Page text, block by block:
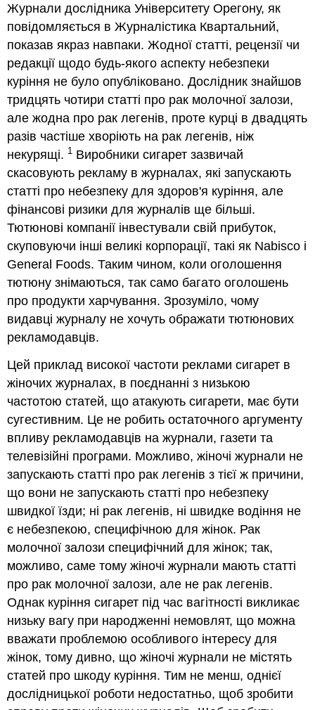
Журнали дослідника Університету Орегону, як
повідомляється в Журналістика Квартальний,
показав якраз навпаки. Жодної статті, рецензії чи
редакції щодо будь-якого аспекту небезпеки
куріння не було опубліковано. Дослідник знайшов
тридцять чотири статті про рак молочної залози,
але жодна про рак легенів, проте курці в двадцять
разів частіше хворіють на рак легенів, ніж
некурящі. 1 Виробники сигарет зазвичай
скасовують рекламу в журналах, які запускають
статті про небезпеку для здоров'я куріння, але
фінансові ризики для журналів ще більші.
Тютюнові компанії інвестували свій прибуток,
скуповуючи інші великі корпорації, такі як Nabisco і
General Foods. Таким чином, коли оголошення
тютюну знімаються, так само багато оголошень
про продукти харчування. Зрозуміло, чому
видавці журналу не хочуть ображати тютюнових
рекламодавців.
Цей приклад високої частоти реклами сигарет в
жіночих журналах, в поєднанні з низькою
частотою статей, що атакують сигарети, має бути
сугестивним. Це не робить остаточного аргументу
впливу рекламодавців на журнали, газети та
телевізійні програми. Можливо, жіночі журнали не
запускають статті про рак легенів з тієї ж причини,
що вони не запускають статті про небезпеку
швидкої їзди; ні рак легенів, ні швидке водіння не
є небезпекою, специфічною для жінок. Рак
молочної залози специфічний для жінок; так,
можливо, саме тому жіночі журнали мають статті
про рак молочної залози, але не рак легенів.
Однак куріння сигарет під час вагітності викликає
низьку вагу при народженні немовлят, що можна
вважати проблемою особливого інтересу для
жінок, тому дивно, що жіночі журнали не містять
статей про шкоду куріння. Тим не менш, однієї
дослідницької роботи недостатньо, щоб зробити